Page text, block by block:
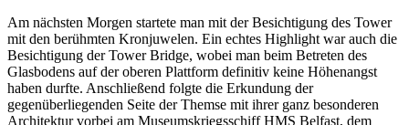
Am nächsten Morgen startete man mit der Besichtigung des Tower
mit den berühmten Kronjuwelen. Ein echtes Highlight war auch die
Besichtigung der Tower Bridge, wobei man beim Betreten des
Glasbodens auf der oberen Plattform definitiv keine Höhenangst
haben durfte. Anschließend folgte die Erkundung der
gegenüberliegenden Seite der Themse mit ihrer ganz besonderen
Architektur vorbei am Museumskriegsschiff HMS Belfast, dem